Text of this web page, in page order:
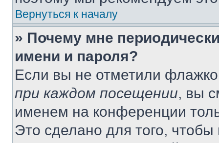
Вернуться к началу
» Почему мне
имени и пароля?
Если вы не отметили
при каждом посещении, вы
именем на конференции
Это сделано для того, чтобы